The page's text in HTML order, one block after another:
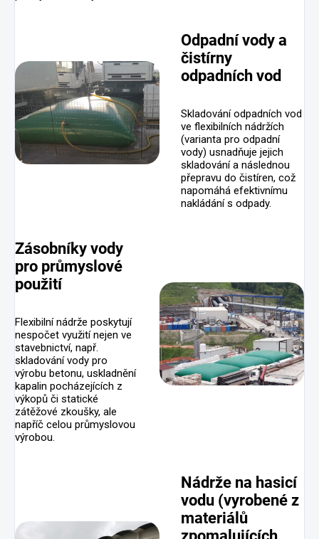
Odpadní vody a
čistírny
odpadních vod
Skladování odpadních vod
ve flexibilních nádržích
(varianta pro odpadní
vody) usnadňuje jejich
skladování a následnou
přepravu do čistíren, což
napomáhá efektivnímu
nakládání s odpady.
Zásobníky vody
pro průmyslové
použití
Flexibilní nádrže poskytují
nespočet využití nejen ve
stavebnictví, např.
skladování vody pro
výrobu betonu, uskladnění
kapalin pocházejících z
výkopů či statické
zátěžové zkoušky, ale
napříč celou průmyslovou
výrobou.
Nádrže na hasicí
vodu (vyrobené z
materiálů